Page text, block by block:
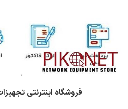
فروشگاه اینترنتی